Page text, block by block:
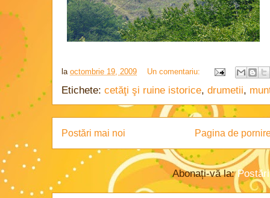
la octombrie 19, 2009 Un comentariu:
Etichete: cetăţi şi ruine istorice, drumetii,
Postări mai noi Pagina de
Abonați-vă la: